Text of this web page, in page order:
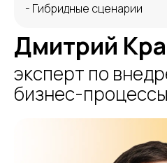
- Гибридные сценарии
Дмитрий
эксперт по
бизнес-процессы